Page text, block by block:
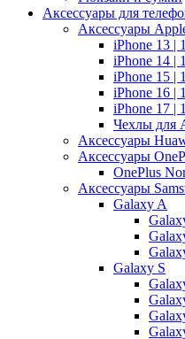
Аксессуары для
Аксессуары
iPhone 13 |
iPhone 14 |
iPhone 15 |
iPhone 16 |
iPhone 17 |
Чехлы для
Аксессуары
Аксессуары
OnePlus
Аксессуары
Galaxy A
Galaxy S